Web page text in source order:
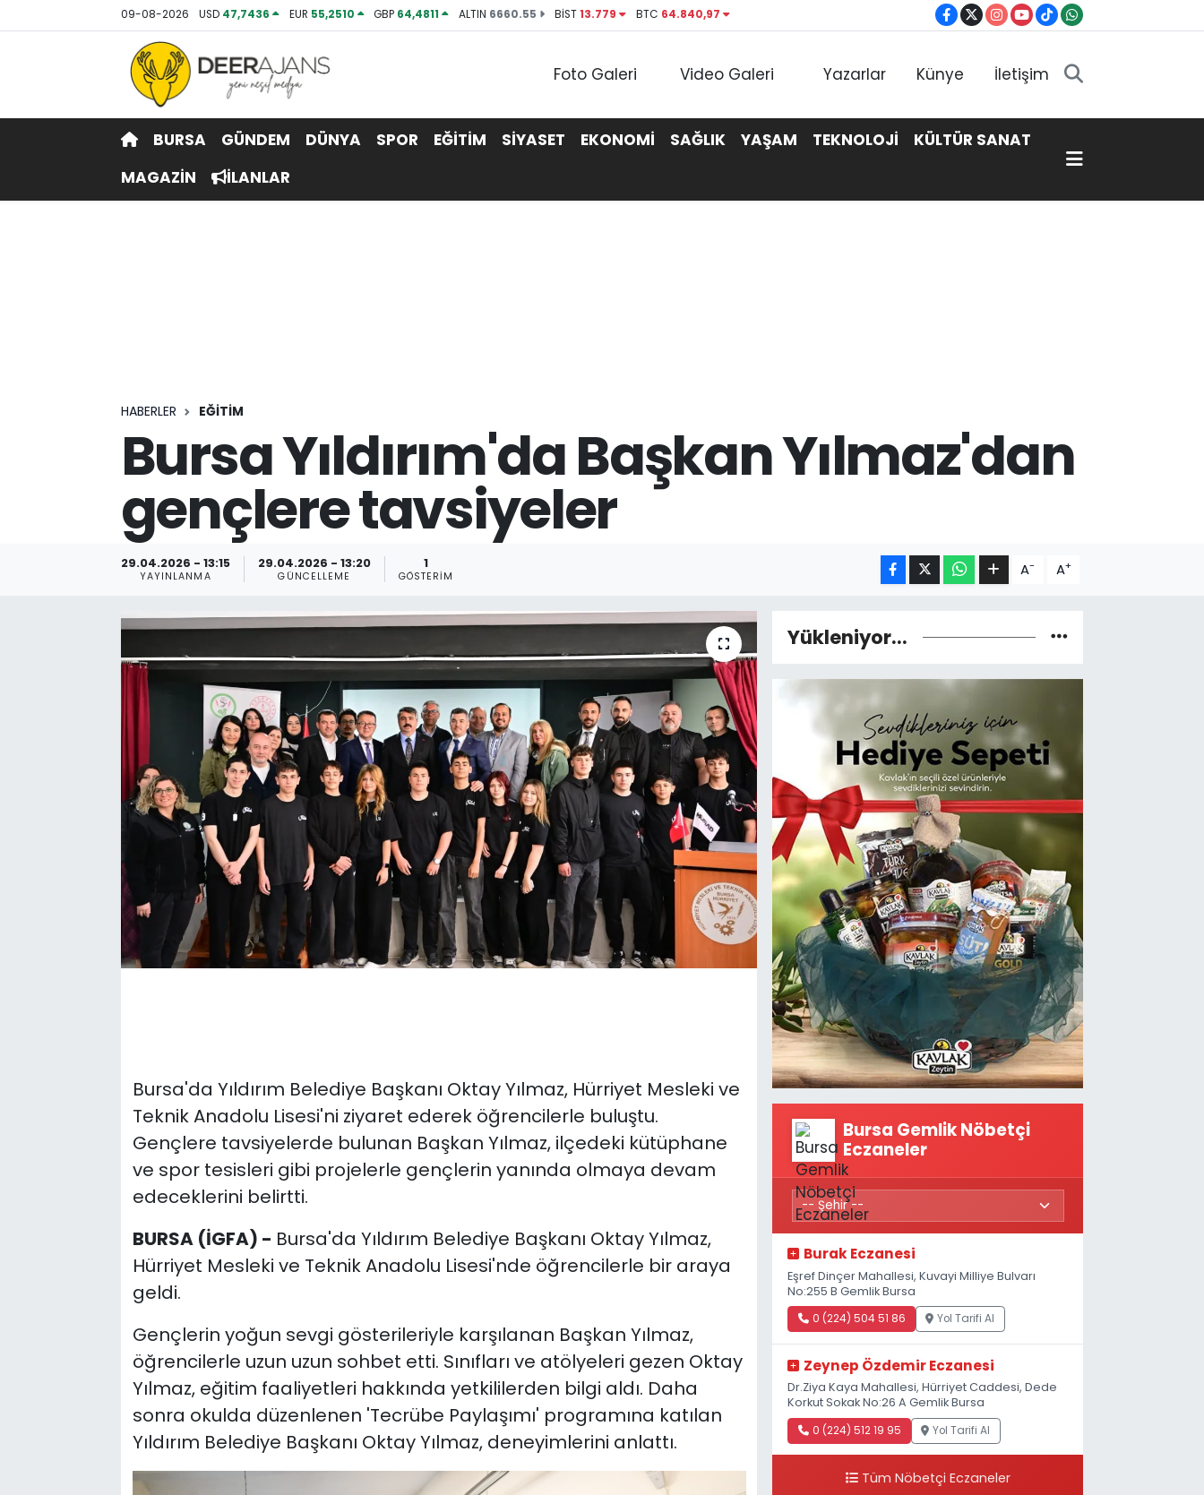
09-08-2026 USD 47,7436 EUR 55,2510 GBP 64,4811 ALTIN 6660.55 BİST13.779 BTC 64.840,97
Foto Galeri Video Galeri Yazarlar Künye İletişim
BURSA GÜNDEM DÜNYA SPOR EĞİTİM SİYASET EKONOMİ SAĞLIK YAŞAM TEKNOLOJİ
KÜLTÜR SANAT
MAGAZİN
İLANLAR
HABERLER EĞİTİM
Bursa Yıldırım'da Başkan Yılmaz'dan
gençlere tavsiyeler
29.04.2026 - 13:15
YAYINLANMA
29.04.2026 - 13:20
GÜNCELLEME
1
GÖSTERIM A- A+
Bursa'da Yıldırım Belediye Başkanı Oktay Yılmaz, Hürriyet Mesleki ve
Teknik Anadolu Lisesi'ni ziyaret ederek öğrencilerle buluştu.
Gençlere tavsiyelerde bulunan Başkan Yılmaz, ilçedeki kütüphane
ve spor tesisleri gibi projelerle gençlerin yanında olmaya devam
edeceklerini belirtti.
BURSA (İGFA) - Bursa'da Yıldırım Belediye Başkanı Oktay Yılmaz,
Hürriyet Mesleki ve Teknik Anadolu Lisesi'nde öğrencilerle bir araya
geldi.
Gençlerin yoğun sevgi gösterileriyle karşılanan Başkan Yılmaz,
öğrencilerle uzun uzun sohbet etti. Sınıfları ve atölyeleri gezen Oktay
Yılmaz, eğitim faaliyetleri hakkında yetkililerden bilgi aldı. Daha
sonra okulda düzenlenen 'Tecrübe Paylaşımı' programına katılan
Yıldırım Belediye Başkanı Oktay Yılmaz, deneyimlerini anlattı.
Yükleniyor...
Bursa Gemlik Nöbetçi
Eczaneler
Burak Eczanesi
Eşref Dinçer Mahallesi, Kuvayi Milliye Bulvarı
No:255 B Gemlik Bursa
0 (224) 504 51 86 Yol Tarifi Al
Zeynep Özdemir Eczanesi
Dr.Ziya Kaya Mahallesi, Hürriyet Caddesi, Dede
Korkut Sokak No:26 A Gemlik Bursa
0 (224) 512 19 95 Yol Tarifi Al
Tüm Nöbetçi Eczaneler
Hava Durumu
Trafik Durumu
Tüm Manşetler